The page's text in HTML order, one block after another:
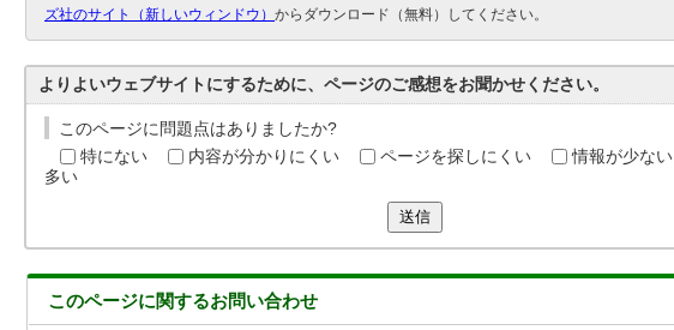
ズ社のサイト（新しいウィンドウ） からダウンロード（無料）してください。
よりよいウェブサイトにするために、ページのご感想をお聞かせください。
このページに問題点はありましたか?
特にない
内容が分かりにくい ページを探しにくい 情報が少ない
多い
送信
このページに関するお問い合わせ